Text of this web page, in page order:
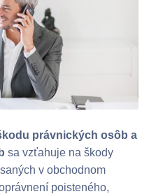
právnických osôb a
sa vzťahuje na škody
v obchodnom
poisteného,